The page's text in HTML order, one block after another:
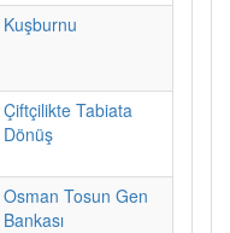
Kuşburnu
Çiftçilikte Tabiata
Dönüş
Osman Tosun Gen
Bankası